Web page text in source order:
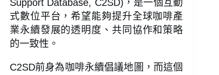
Support Database, C2SD)，是一個互動
式數位平台，希望能夠提升全球咖啡產
業永續發展的透明度、共同協作和策略
的一致性。
C2SD前身為咖啡永續倡議地圖，而這個